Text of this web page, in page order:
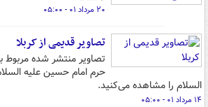
۲۰ مرداد ۰۱ - ۰۵:۰۰
تصاویر قدیمی از کربلا
تصاویر منتشر شده مربوط
حرم امام حسین علیه
السلام را مشاهده می‌کنید.
۱۴ مرداد ۰۱ - ۰۵:۰۰